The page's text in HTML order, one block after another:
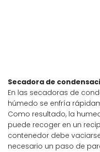
Secadora de
En las secadoras de
húmedo se enfría
Como resultado, la
puede recoger en un
contenedor debe
necesario un paso de